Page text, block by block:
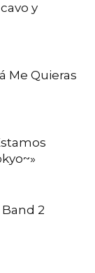
y
Me Quieras
2